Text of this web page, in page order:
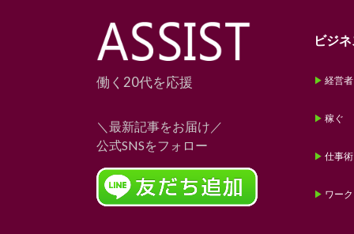
働く20代を応援
＼最新記事をお届け／
公式SNSをフォロー
ビジ
経営者
稼ぐ
仕事術
ワー